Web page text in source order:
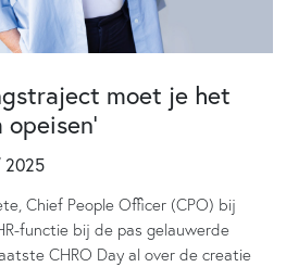
moet je het
2025
Chief People Officer (CPO) bij
functie bij de pas gelauwerde
CHRO Day al over de creatie